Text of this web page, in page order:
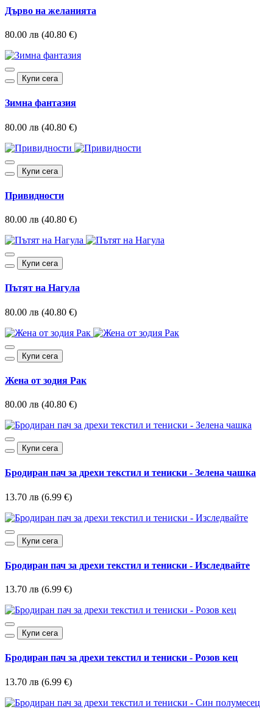
Дърво на желанията
80.00 лв (40.80 €)
Купи сега
Зимна фантазия
80.00 лв (40.80 €)
Купи сега
Привидности
80.00 лв (40.80 €)
Купи сега
Пътят на Нагула
80.00 лв (40.80 €)
Купи сега
Жена от зодия Рак
80.00 лв (40.80 €)
Купи сега
Бродиран пач за дрехи текстил и тениски - Зелена чашка
13.70 лв (6.99 €)
Купи сега
Бродиран пач за дрехи текстил и тениски - Изследвайте
13.70 лв (6.99 €)
Купи сега
Бродиран пач за дрехи текстил и тениски - Розов кец
13.70 лв (6.99 €)